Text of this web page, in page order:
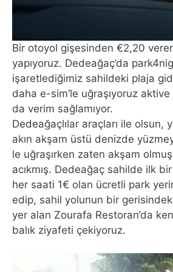
Bir otoyol gişesinden €2,20
yapıyoruz. Dedeağaç’da
işaretlediğimiz sahildeki plaja
daha e-sim’le uğraşıyoruz
da verim sağlamıyor.
Dedeağaçlılar araçları ile olsun,
akın akşam üstü denizde
le uğraşırken zaten akşam olmuş
acıkmış. Dedeağaç sahilde ilk
her saati 1€ olan ücretli park
edip, sahil yolunun bir
yer alan Zourafa Restoran’da
balık ziyafeti çekiyoruz.